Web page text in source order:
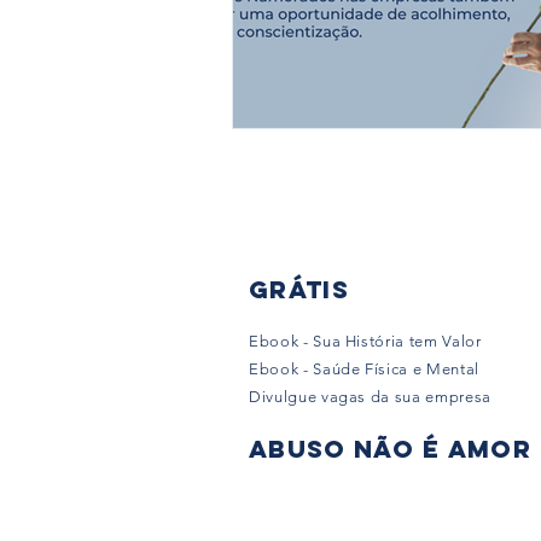
Grátis
Ebook - Sua História tem Valor
Ebook - Saúde Física e Mental
Divulgue vagas da sua empresa
Abuso não é amor